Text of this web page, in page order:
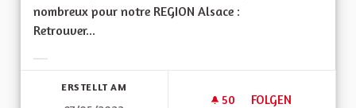
nombreux pour notre REGION Alsace :
Retrouver...
ERSTELLT AM
50 50 FOLLOWER
FOLGEN